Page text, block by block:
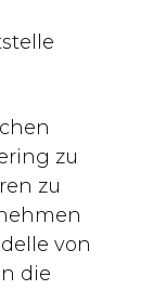
zu
zu
von
die